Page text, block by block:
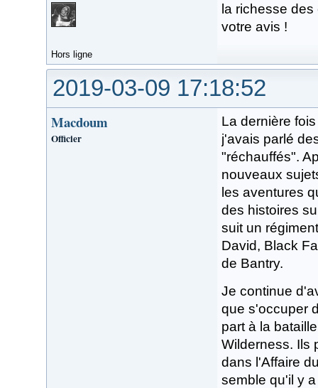
la richesse
votre avis !
Hors ligne
2019-03-09 17:18:52
Macdoum
Officier
La dernière
j'avais parlé
"réchauffés".
nouveaux
les aventures
des histoires
suit un
David, Black
de Bantry.
Je continue
que s'occuper
part à la
Wilderness. Ils
dans l'Affaire
semble qu'il y